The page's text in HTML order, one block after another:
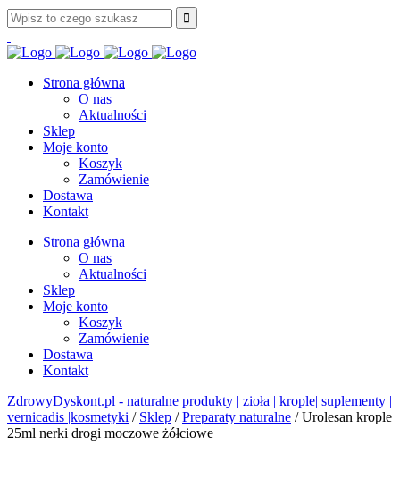
Strona główna
O nas
Aktualności
Sklep
Moje konto
Koszyk
Zamówienie
Dostawa
Kontakt
Strona główna
O nas
Aktualności
Sklep
Moje konto
Koszyk
Zamówienie
Dostawa
Kontakt
ZdrowyDyskont.pl - naturalne produkty | zioła | krople| suplementy |
vernicadis |kosmetyki / Sklep /Preparaty naturalne /Urolesan krople
25ml nerki drogi moczowe żółciowe